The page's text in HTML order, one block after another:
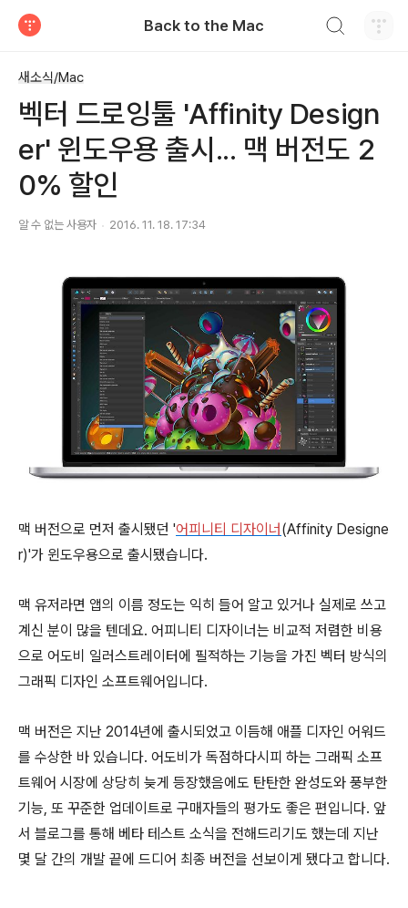
Back to the Mac
새소식/Mac
벡터 드로잉툴 'Affinity Design
er' 윈도우용 출시... 맥 버전도 2
0% 할인
알 수 없는 사용자 2016. 11. 18. 17:34
맥 버전으로 먼저 출시됐던 '어피니티 디자이너(Affinity Designe
r)'가 윈도우용으로 출시됐습니다.
맥 유저라면 앱의 이름 정도는 익히 들어 알고 있거나 실제로 쓰고
계신 분이 많을 텐데요. 어피니티 디자이너는 비교적 저렴한 비용
으로 어도비 일러스트레이터에 필적하는 기능을 가진 벡터 방식의
그래픽 디자인 소프트웨어입니다.
맥 버전은 지난 2014년에 출시되었고 이듬해 애플 디자인 어워드
를 수상한 바 있습니다. 어도비가 독점하다시피 하는 그래픽 소프
트웨어 시장에 상당히 늦게 등장했음에도 탄탄한 완성도와 풍부한
기능, 또 꾸준한 업데이트로 구매자들의 평가도 좋은 편입니다. 앞
서 블로그를 통해 베타 테스트 소식을 전해드리기도 했는데 지난
몇 달 간의 개발 끝에 드디어 최종 버전을 선보이게 됐다고 합니다.